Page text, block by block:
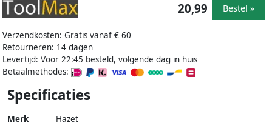
Verzendkosten: Gratis vanaf € 60
Retourneren: 14 dagen
Levertijd: Voor 22:45 besteld, volgende dag in huis
Betaalmethodes:
20,99 Bestel »
Specificaties
Merk Hazet